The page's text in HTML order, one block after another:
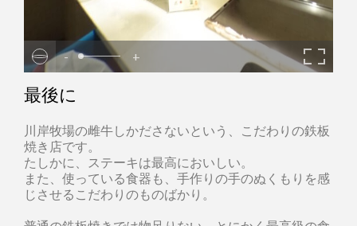
- +
最後に
川岸牧場の雌牛しかださないという、こだわりの鉄板
焼き店です。
たしかに、ステーキは最高においしい。
また、使っている食器も、手作りの手のぬくもりを感
じさせるこだわりのものばかり。